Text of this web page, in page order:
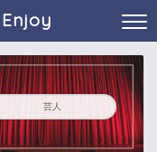
芸人